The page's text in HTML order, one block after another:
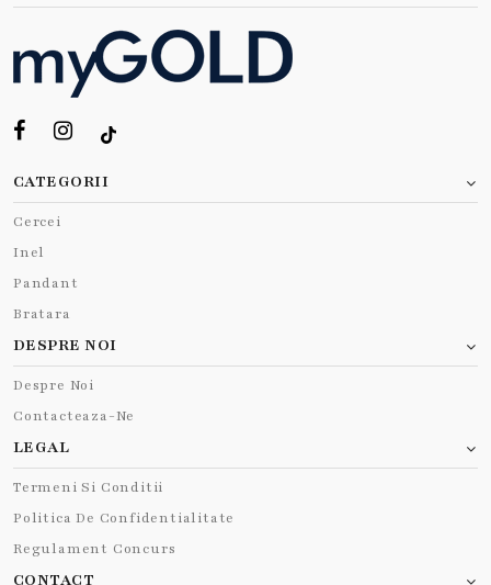
CATEGORII
Cercei
Inel
Pandant
Bratara
DESPRE NOI
Despre Noi
Contacteaza-Ne
LEGAL
Termeni Si Conditii
Politica De Confidentialitate
Regulament Concurs
CONTACT